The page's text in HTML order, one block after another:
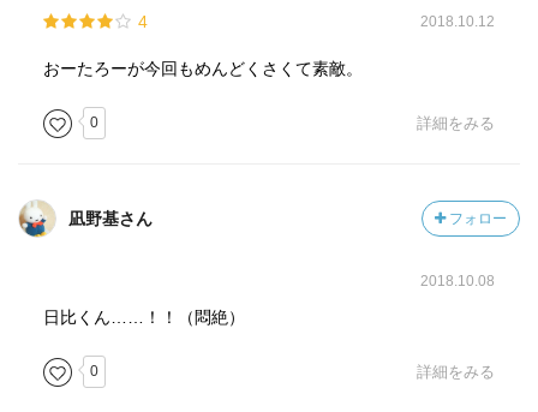
4 2018.10.12
おーたろーが今回もめんどくさくて素敵。
0 詳細をみる
凪野基さん フォロー
2018.10.08
日比くん……！！（悶絶）
0 詳細をみる